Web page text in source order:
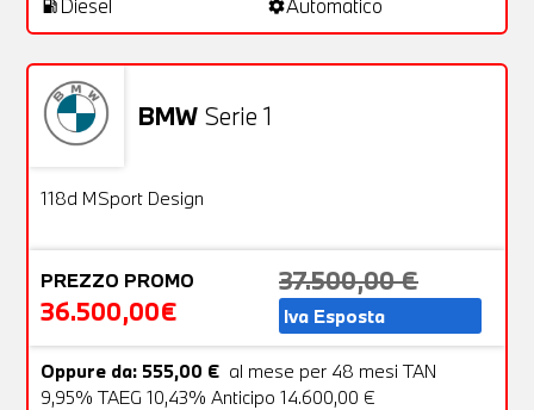
local_gas_station settings
BMW Serie 1
Aziendale
118d MSport Design
PREZZO PROMO
36.500,00€
37.500,00 €
Iva Esposta
Oppure da: 555,00 € al mese per 48 mesi TAN
9,95% TAEG 10,43% Anticipo 14.600,00 €